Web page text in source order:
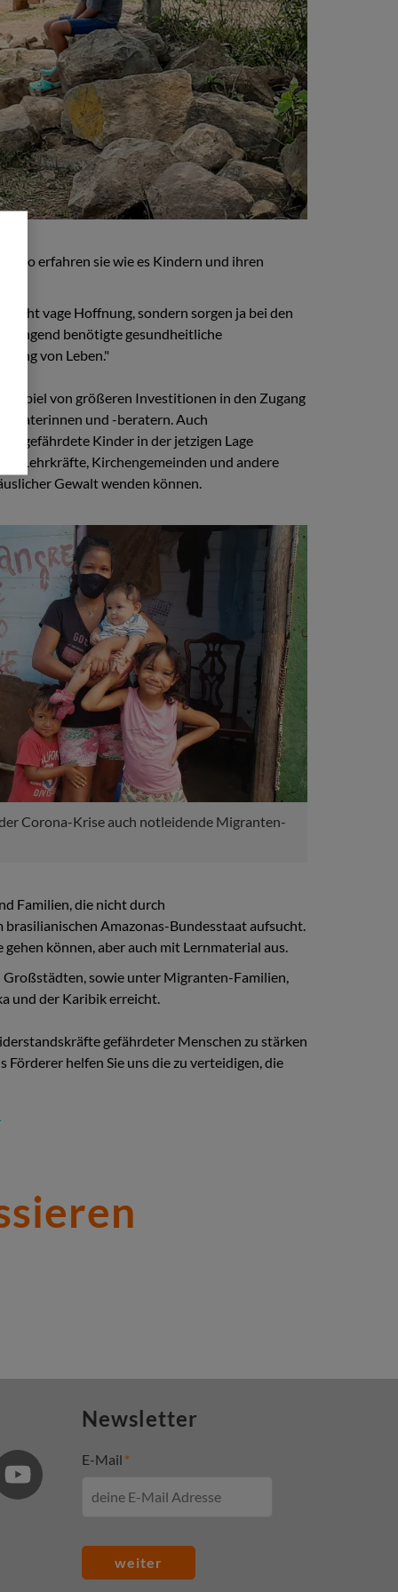
So erfahren sie wie es Kindern und ihren
vage Hoffnung, sondern sorgen ja bei den
dringend benötigte gesundheitliche
von Leben."
von größeren Investitionen in den Zugang
und -beratern. Auch
gefährdete Kinder in der jetzigen Lage
Lehrkräfte, Kirchengemeinden und andere
Gewalt wenden können.
Corona-Krise auch notleidende Migranten-
Familien, die nicht durch
Amazonas-Bundesstaat aufsucht.
können, aber auch mit Lernmaterial aus.
sowie unter Migranten-Familien,
und der Karibik erreicht.
gefährdeter Menschen zu stärken
helfen Sie uns die zu verteidigen, die
Newsletter
E-Mail
weiter